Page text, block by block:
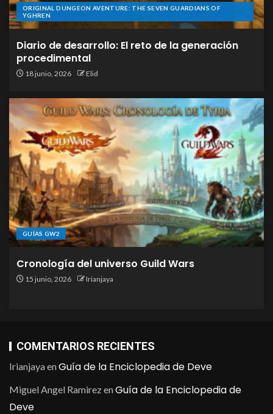
ORIGINAL DUNGEON AVENTURE: THE SEVEN GUARDIANS OF
YGHREN
Diario de desarrollo: El reto de la generación
procedimental
18 junio, 2026 Elid
GUÍAS GW2
Cronología del universo Guild Wars
15 junio, 2026 Irianjaya
COMENTARIOS RECIENTES
IrianjayaenGuía de la Enciclopedia de Deve
Miguel Angel RamirezenGuía de la Enciclopedia de
Deve